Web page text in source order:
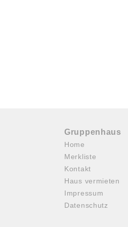
Gruppenhaus
Home
Merkliste
Kontakt
Haus vermieten
Impressum
Datenschutz